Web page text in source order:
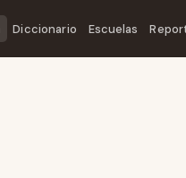
Diccionario Escuelas